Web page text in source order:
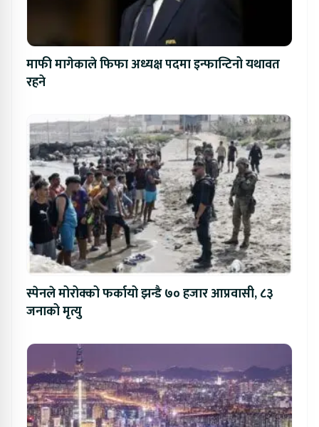
माफी मागेकाले फिफा अध्यक्ष पदमा इन्फान्टिनो यथावत
रहने
स्पेनले मोरोक्को फर्कायो झन्डै ७० हजार आप्रवासी, ८३
जनाको मृत्यु